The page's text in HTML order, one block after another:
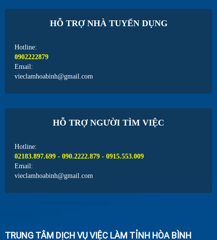
HỖ TRỢ NHÀ TUYỂN DỤNG
Hotline:
0902222879
Email:
vieclamhoabinh@gmail.com
HỖ TRỢ NGƯỜI TÌM VIỆC
Hotline:
02183.897.699 - 090.2222.879 - 0915.553.009
Email:
vieclamhoabinh@gmail.com
TRUNG TÂM DỊCH VỤ VIỆC LÀM TỈNH HÒA BÌNH